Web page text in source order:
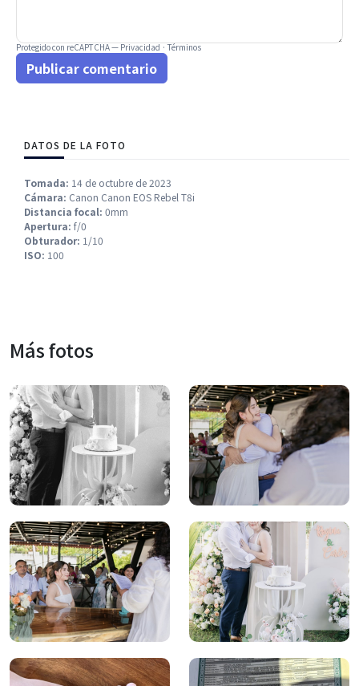
Protegido con reCAPTCHA —Privacidad·Términos
Publicar comentario
DATOS DE LA FOTO
Tomada: 14 de octubre de 2023
Cámara: Canon Canon EOS Rebel T8i
Distancia focal: 0mm
Apertura: f/0
Obturador: 1/10
ISO: 100
Más fotos